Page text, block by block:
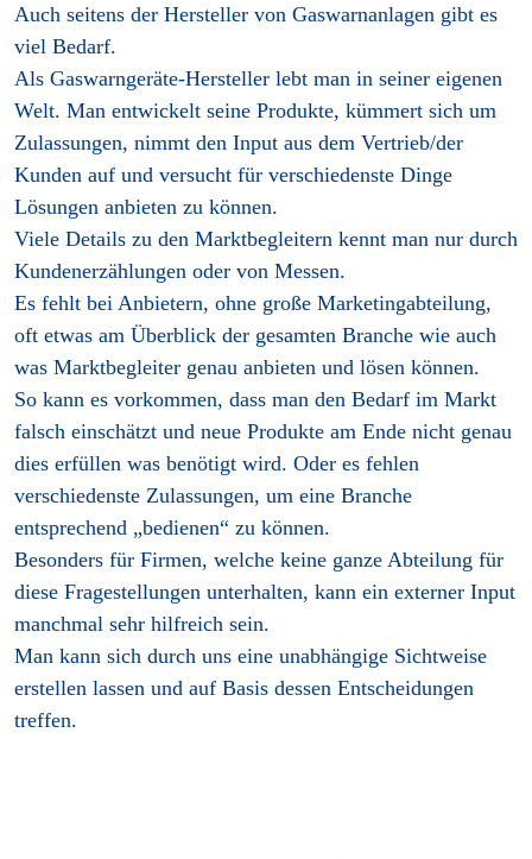
Auch seitens der Hersteller von Gaswarnanlagen gibt es
viel Bedarf.
Als Gaswarngeräte-Hersteller lebt man in seiner eigenen
Welt. Man entwickelt seine Produkte, kümmert sich um
Zulassungen, nimmt den Input aus dem Vertrieb/der
Kunden auf und versucht für verschiedenste Dinge
Lösungen anbieten zu können.
Viele Details zu den Marktbegleitern kennt man nur durch
Kundenerzählungen oder von Messen.
Es fehlt bei Anbietern, ohne große Marketingabteilung,
oft etwas am Überblick der gesamten Branche wie auch
was Marktbegleiter genau anbieten und lösen können.
So kann es vorkommen, dass man den Bedarf im Markt
falsch einschätzt und neue Produkte am Ende nicht genau
dies erfüllen was benötigt wird. Oder es fehlen
verschiedenste Zulassungen, um eine Branche
entsprechend „bedienen“ zu können.
Besonders für Firmen, welche keine ganze Abteilung für
diese Fragestellungen unterhalten, kann ein externer Input
manchmal sehr hilfreich sein.
Man kann sich durch uns eine unabhängige Sichtweise
erstellen lassen und auf Basis dessen Entscheidungen
treffen.